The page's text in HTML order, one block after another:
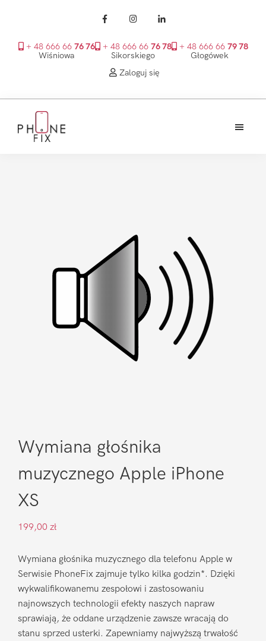
+ 48 666 66 76 76
Wiśniowa
+ 48 666 66 76 78
Sikorskiego
+ 48 666 66 79 78
Głogówek
Zaloguj się
głównego
Wymiana głośnika
muzycznego Apple iPhone
XS
199,00 zł
Wymiana głośnika muzycznego dla telefonu Apple w
Serwisie PhoneFix zajmuje tylko kilka godzin*. Dzięki
wykwalifikowanemu zespołowi i zastosowaniu
najnowszych technologii efekty naszych napraw
sprawiają, że oddane urządzenie zawsze wracają do
stanu sprzed usterki. Zapewniamy najwyższą trwałość